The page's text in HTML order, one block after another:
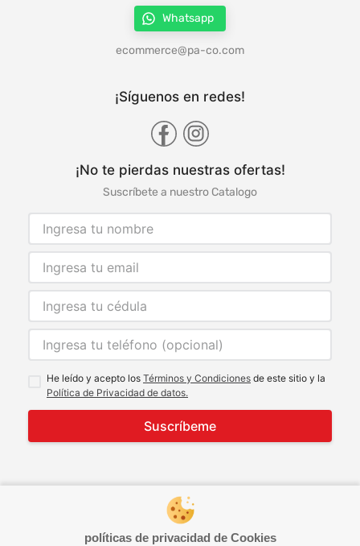
políticas de privacidad de Cookies
Whatsapp
ecommerce@pa-co.com
¡Síguenos en redes!
¡No te pierdas nuestras ofertas!
Suscríbete a nuestro Catalogo
He leído y acepto los Términos y Condiciones de este sitio y la
Política de Privacidad de datos.
Suscríbeme
© 2021 Todos los derechos reservados
developed by